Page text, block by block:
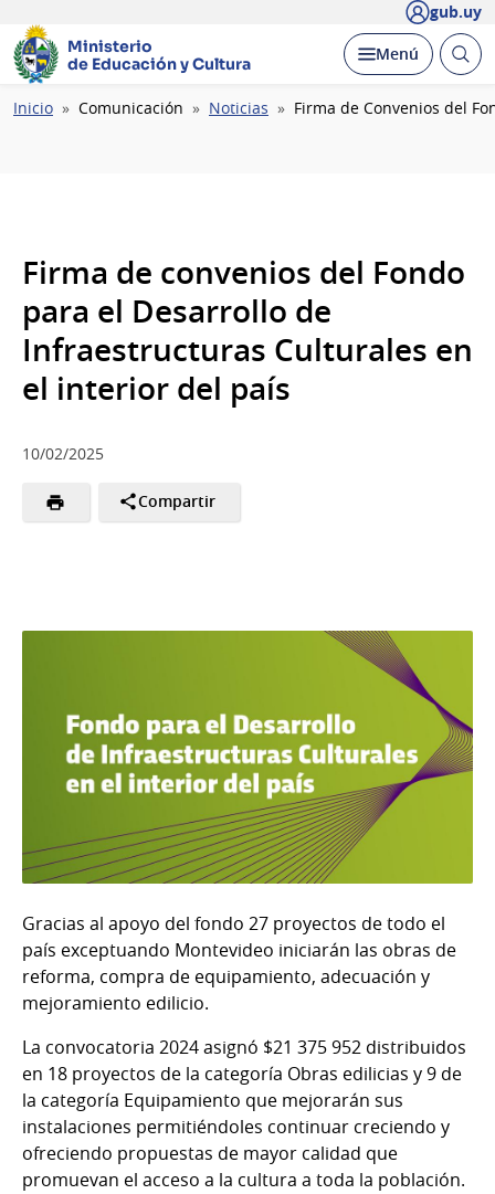
gub.uy
Ministerio
de Educación y Cultura
Desplegar
Menú Abrir
Ruta
Inicio Comunicación Noticias Firma de Convenios del
Firma de convenios del Fondo
para el Desarrollo de
Infraestructuras Culturales en
el interior del país
10/02/2025
Compartir
Gracias al apoyo del fondo 27 proyectos de todo el
país exceptuando Montevideo iniciarán las obras de
reforma, compra de equipamiento, adecuación y
mejoramiento edilicio.
La convocatoria 2024 asignó $21 375 952 distribuidos
en 18 proyectos de la categoría Obras edilicias y 9 de
la categoría Equipamiento que mejorarán sus
instalaciones permitiéndoles continuar creciendo y
ofreciendo propuestas de mayor calidad que
promuevan el acceso a la cultura a toda la población.